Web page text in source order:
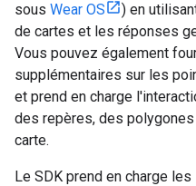
sous Wear OS
) en
de cartes et les réponses
Vous pouvez également
supplémentaires sur les
et prend en charge
des repères, des
carte.
Le SDK prend en charge